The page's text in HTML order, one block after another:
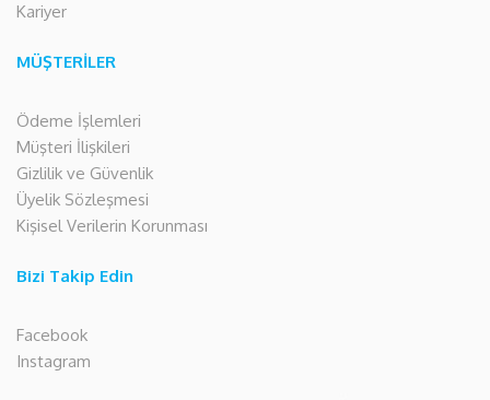
Kariyer
MÜŞTERİLER
Ödeme İşlemleri
Müşteri İlişkileri
Gizlilik ve Güvenlik
Üyelik Sözleşmesi
Kişisel Verilerin Korunması
Bizi Takip Edin
Facebook
Instagram